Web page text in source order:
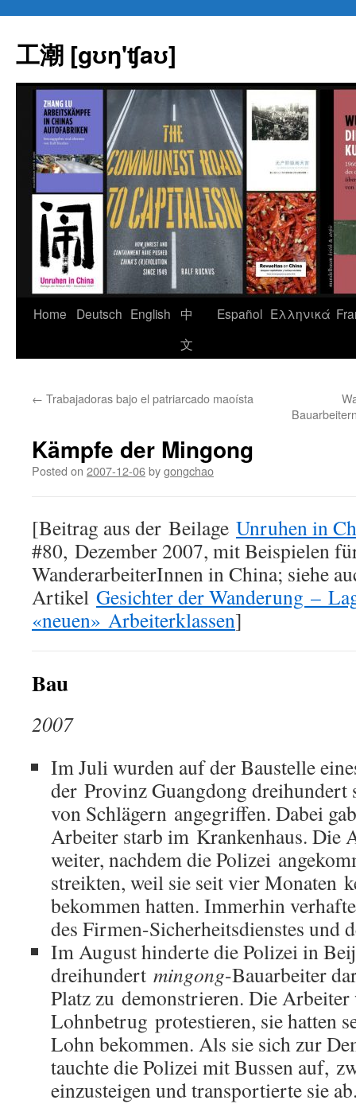
content
工潮 [gʊŋ'ʧaʊ]
Home Deutsch English
中
文
Español Eλληνικά
← Trabajadoras bajo el patriarcado maoísta
Kämpfe der Mingong
Posted on 2007-12-06bygongchao
[Beitrag aus der Beilage Unruhen in
#80, Dezember 2007, mit Beispielen
WanderarbeiterInnen in China; siehe
Artikel Gesichter der Wanderung –
«neuen» Arbeiterklassen]
Bau
2007
Im Juli wurden auf der Baustelle
der Provinz Guangdong dreihundert
von Schlägern angegriffen. Dabei
Arbeiter starb im Krankenhaus. Die
weiter, nachdem die Polizei
streikten, weil sie seit vier Monaten
bekommen hatten. Immerhin
des Firmen-Sicherheitsdienstes und
Im August hinderte die Polizei in
dreihundert mingong-Bauarbeiter
Platz zu demonstrieren. Die
Lohnbetrug protestieren, sie hatten
Lohn bekommen. Als sie sich zur
tauchte die Polizei mit Bussen auf,
einzusteigen und transportierte sie